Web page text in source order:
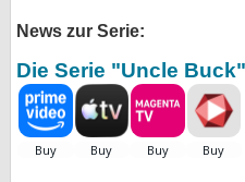
News zur Serie:
Die Serie "Uncle